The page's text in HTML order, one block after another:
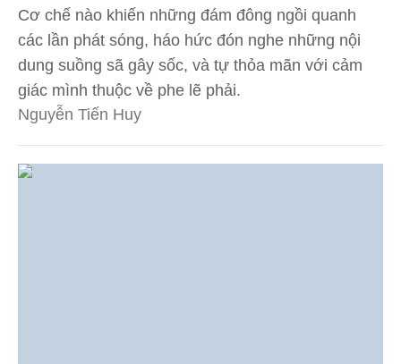
Cơ chế nào khiến những đám đông ngồi quanh
các lần phát sóng, háo hức đón nghe những nội
dung suồng sã gây sốc, và tự thỏa mãn với cảm
giác mình thuộc về phe lẽ phải.
Nguyễn Tiến Huy